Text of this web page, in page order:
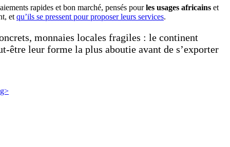
rapides et bon marché, pensés pourles usages africains et
etqu’ils se pressent pour proposer leurs services.
monnaies locales fragiles : le continent
être leur forme la plus aboutie avant de s’exporter